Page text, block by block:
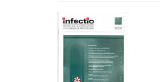
Barra
lateral
del
artículo